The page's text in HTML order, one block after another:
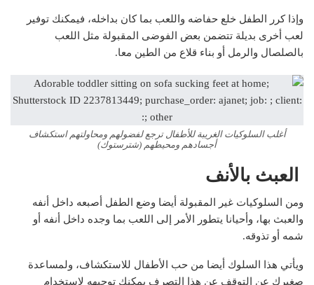
وإذا كرر الطفل خلع حفاضه واللعب بما كان بداخله، فيمكنك توفير
لعب أخرى بديلة تتضمن بعض الفوضى المقبولة مثل اللعب
بالصلصال والرمل أو بناء قلاع من الطين معا.
أغلب السلوكيات الغريبة للأطفال ترجع لفضولهم ومحاولتهم استكشاف
أجسادهم ومحيطهم (شترستوك)
العبث بالأنف
ومن السلوكيات غير المقبولة أيضا وضع الطفل أصبعه داخل أنفه
والعبث بها، وأحيانا يتطور الأمر إلى اللعب بما وجده داخل أنفه أو
شمه أو تذوقه.
ويأتي هذا السلوك أيضا من حب الأطفال للاستكشاف، ولمساعدة
صغيرك عن التوقف عن هذا التصرف يمكنك توجيهه لاستخدام